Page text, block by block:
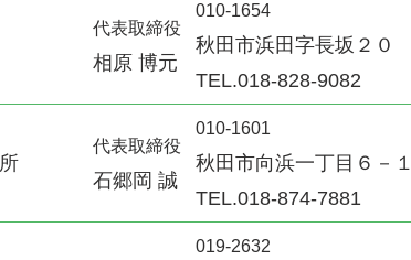
代表取締役
相原 博元
010-1654
秋田市浜田字長坂２０
TEL.018-828-9082
代表取締役
石郷岡 誠
010-1601
秋田市向浜一丁目６－１
TEL.018-874-7881
019-2632